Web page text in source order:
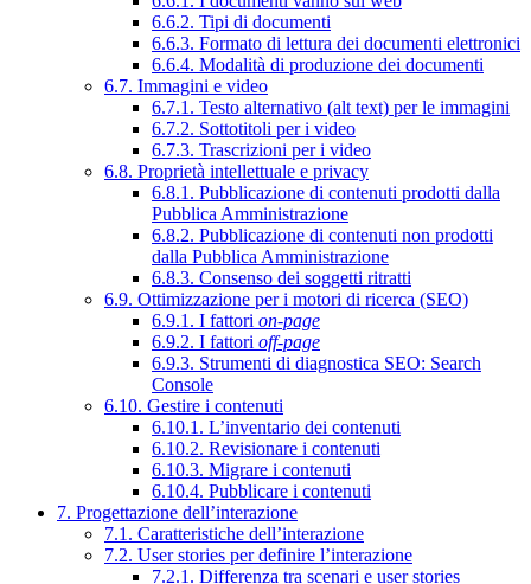
6.6.2. Tipi di documenti
6.6.3. Formato di lettura dei documenti elettronici
6.6.4. Modalità di produzione dei documenti
6.7. Immagini e video
6.7.1. Testo alternativo (alt text) per le immagini
6.7.2. Sottotitoli per i video
6.7.3. Trascrizioni per i video
6.8. Proprietà intellettuale e privacy
6.8.1. Pubblicazione di contenuti prodotti dalla
Pubblica Amministrazione
6.8.2. Pubblicazione di contenuti non prodotti
dalla Pubblica Amministrazione
6.8.3. Consenso dei soggetti ritratti
6.9. Ottimizzazione per i motori di ricerca (SEO)
6.9.1. I fattori on-page
6.9.2. I fattori off-page
6.9.3. Strumenti di diagnostica SEO: Search
Console
6.10. Gestire i contenuti
6.10.1. L’inventario dei contenuti
6.10.2. Revisionare i contenuti
6.10.3. Migrare i contenuti
6.10.4. Pubblicare i contenuti
7. Progettazione dell’interazione
7.1. Caratteristiche dell’interazione
7.2. User stories per definire l’interazione
7.2.1. Differenza tra scenari e user stories